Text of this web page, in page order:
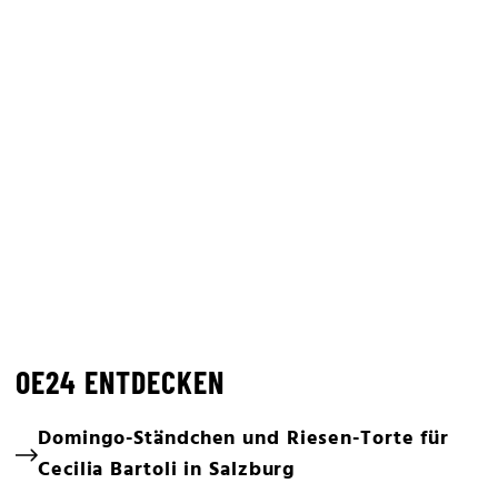
OE24 ENTDECKEN
Domingo-Ständchen und Riesen-Torte für
Cecilia Bartoli in Salzburg